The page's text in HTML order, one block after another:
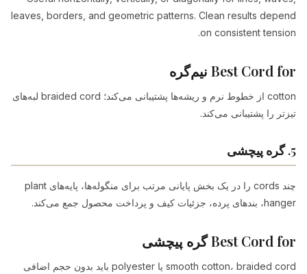
leaves, borders, and geometric patterns. Clean results depend
on consistent tension.
Best Cord for نیم‌گره
cotton از خطوط نرم و ریشه‌ها پشتیبانی می‌کند؛ braided cord لبه‌های
تیزتر را پشتیبانی می‌کند.
5. گره پیچشی
چند cords را در یک بخش پایانی مرتب برای منگوله‌ها، پایه‌های plant
hanger، بندهای پرده، جزئیات کیف و پرداخت محصول جمع می‌کند.
Best Cord for گره پیچشی
smooth cotton، braided cord یا polyester باید بدون حجم اضافی